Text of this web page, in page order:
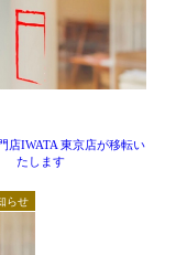
店IWATA 東京店が移転い
たします
らせ